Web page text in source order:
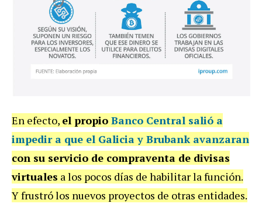
En efecto, el propio Banco Central salió a
impedir a que el Galicia y Brubank avanzaran
con su servicio de compraventa de divisas
virtuales a los pocos días de habilitar la función.
Y frustró los nuevos proyectos de otras entidades.